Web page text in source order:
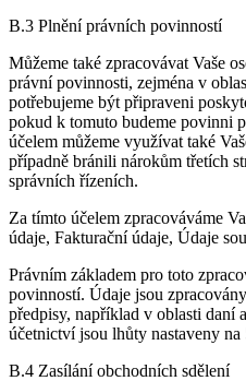
B.3 Plnění právních povinností
Můžeme také zpracovávat Vaše
právní povinnosti, zejména v
potřebujeme být připraveni
pokud k tomuto budeme povinni
účelem můžeme využívat také
případně bránili nárokům třetích
správních řízeních.
Za tímto účelem zpracováváme
údaje, Fakturační údaje, Údaje
Právním základem pro toto
povinností. Údaje jsou
předpisy, například v oblasti daní
účetnictví jsou lhůty nastaveny na
B.4 Zasílání obchodních sdělení